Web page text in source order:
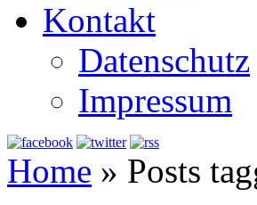
Kontakt
Datenschutz
Impressum
Home » Posts